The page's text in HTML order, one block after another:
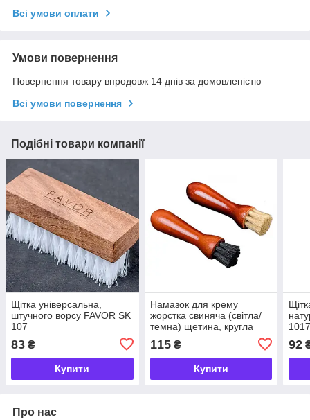
Всі умови оплати
Умови повернення
Повернення товару впродовж 14 днів за домовленістю
Всі умови повернення
Подібні товари компанії
Щітка універсальна,
штучного ворсу FAVOR SK
107
83 ₴
Купити
Намазок для крему
жорстка свиняча (світла/
темна) щетина, кругла
115₴
Купити
92
Про нас